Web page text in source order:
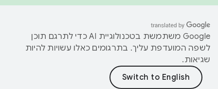
‫Google משתמשת בטכנולוגיית AI כדי לתרגם תוכן
לשפה המועדפת עליך. בתרגומים כאלו עשויות להיות
שגיאות.